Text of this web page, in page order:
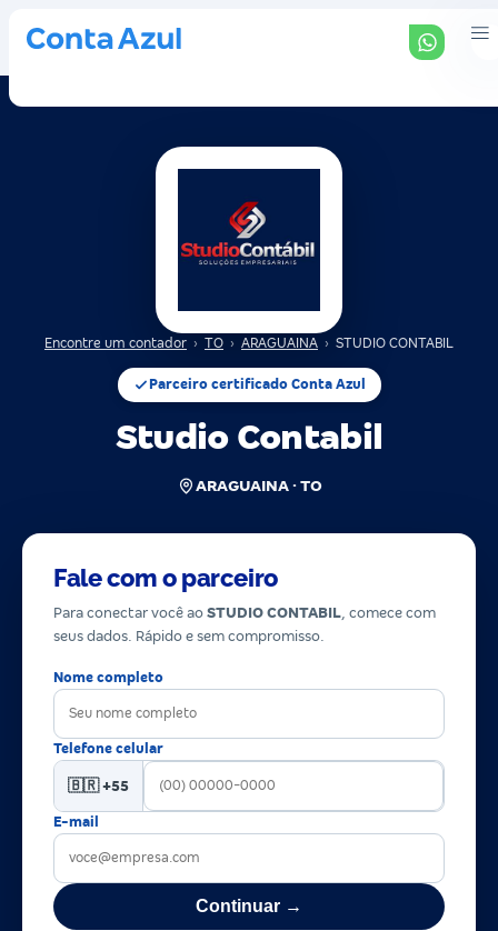
Encontre um contador › TO › ARAGUAINA › STUDIO CONTABIL
Parceiro certificado Conta Azul
Studio Contabil
ARAGUAINA · TO
Fale com o parceiro
Para conectar você ao STUDIO CONTABIL, comece com
seus dados. Rápido e sem compromisso.
Nome completo
Telefone celular
🇧🇷 +55
E-mail
Continuar →